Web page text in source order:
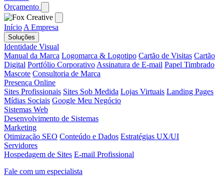
Orçamento
Início A Empresa
Soluções
Identidade Visual
Manual da Marca Logomarca & Logotipo Cartão de Visitas Cartão
Digital Portfólio Corporativo Assinatura de E-mail Papel Timbrado
Mascote Consultoria de Marca
Presença Online
Sites Profissionais Sites Sob Medida Lojas Virtuais Landing Pages
Mídias Sociais Google Meu Negócio
Sistemas Web
Desenvolvimento de Sistemas
Marketing
Otimização SEO Conteúdo e Dados Estratégias UX/UI
Servidores
Hospedagem de Sites E-mail Profissional
Fale com um especialista